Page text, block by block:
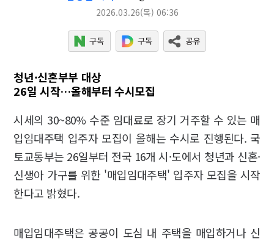
2026.03.26(목) 06:36
청년·신혼부부 대상
26일 시작…올해부터 수시모집
시세의 30~80% 수준 임대료로 장기 거주할 수 있는 매
입임대주택 입주자 모집이 올해는 수시로 진행된다. 국
토교통부는 26일부터 전국 16개 시·도에서 청년과 신혼·
신생아 가구를 위한 '매입임대주택' 입주자 모집을 시작
한다고 밝혔다.
매입임대주택은 공공이 도심 내 주택을 매입하거나 신